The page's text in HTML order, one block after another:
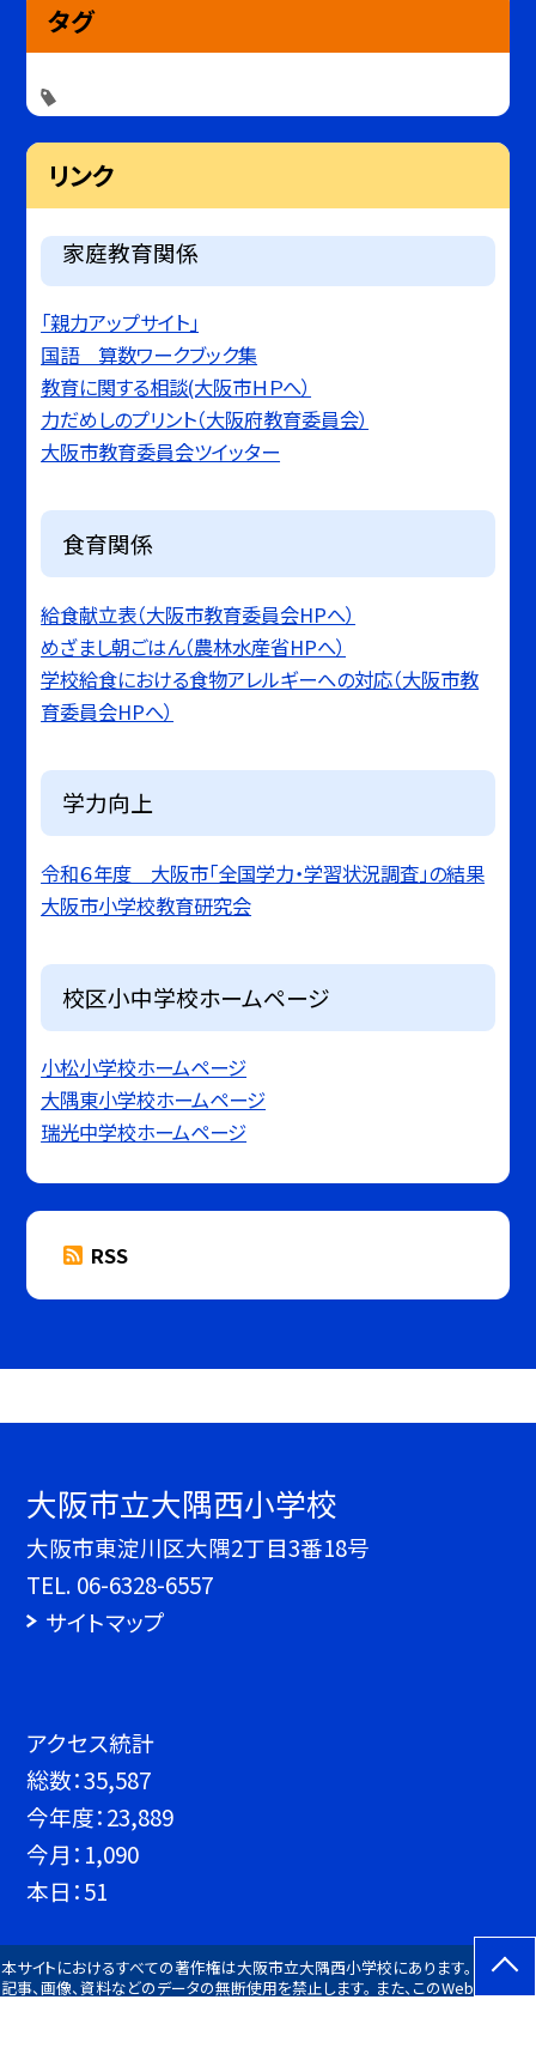
タグ
リンク
家庭教育関係
「親力アップサイト」
国語 算数ワークブック集
教育に関する相談(大阪市ＨＰへ）
力だめしのプリント（大阪府教育委員会）
大阪市教育委員会ツイッター
食育関係
給食献立表（大阪市教育委員会HPへ）
めざまし朝ごはん（農林水産省HPへ）
学校給食における食物アレルギーへの対応（大阪市教
育委員会HPへ）
学力向上
令和６年度 大阪市「全国学力・学習状況調査」の結果
大阪市小学校教育研究会
校区小中学校ホームページ
小松小学校ホームページ
大隅東小学校ホームページ
瑞光中学校ホームページ
RSS
大阪市立大隅西小学校
大阪市東淀川区大隅2丁目3番18号
TEL. 06-6328-6557
サイトマップ
アクセス統計
総数：35,587
今年度：23,889
今月： 1,090
本日：51
本サイトにおけるすべての著作権は大阪市立大隅西小学校にあります。 すべての
記事、画像、資料などのデータの無断使用を禁止します。 また、このWebページに